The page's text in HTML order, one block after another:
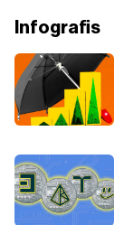
Infografis